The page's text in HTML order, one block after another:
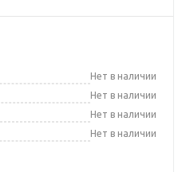
Нет в наличии
Нет в наличии
Нет в наличии
Нет в наличии